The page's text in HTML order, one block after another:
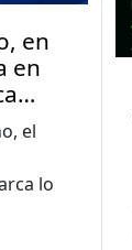
en
en
en
el
lo